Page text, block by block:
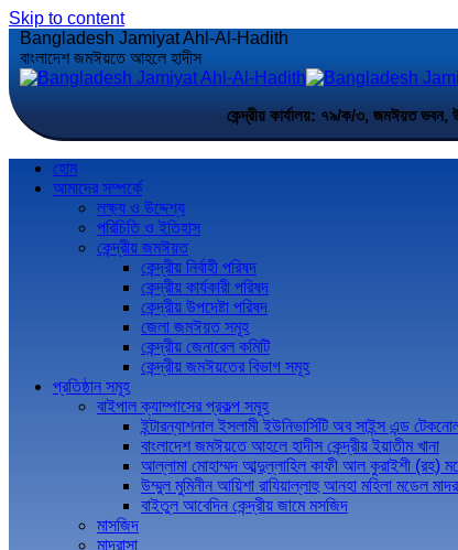
Skip to content
Bangladesh Jamiyat Ahl-Al-Hadith
বাংলাদেশ জমঈয়তে আহলে হাদীস
কেন্দ্রীয় কার্যালয়: ৭৯/ক/৩, জমঈয়ত
হোম
আমাদের সম্পর্কে
লক্ষ্য ও উদ্দেশ্য
পরিচিতি ও ইতিহাস
কেন্দ্রীয় জমঈয়ত
কেন্দ্রীয় নির্বাহী পরিষদ
কেন্দ্রীয় কার্যকারী পরিষদ
কেন্দ্রীয় উপদেষ্টা পরিষদ
জেলা জমঈয়ত সমূহ
কেন্দ্রীয় জেনারেল কমিটি
কেন্দ্রীয় জমঈয়তের বিভাগ সমূহ
প্রতিষ্ঠান সমূহ
বাইপাল ক্যাম্পাসের প্রকল্প সমূহ
ইন্টারন্যাশনাল ইসলামী ইউনিভার্সিটি অব সাইন্স এন্ড
বাংলাদেশ জমঈয়তে আহলে হাদীস কেন্দ্রীয় ইয়াতীম খানা
আল্লামা মোহাম্মদ আব্দুল্লাহিল কাফী আল কুরাইশী (রহ)
উম্মুল মুমিনীন আয়িশা রাযিয়াল্লাহু আনহা মহিলা মডেল
বাইতুল আবেদিন কেন্দ্রীয় জামে মসজিদ
মাসজিদ
মাদরাসা